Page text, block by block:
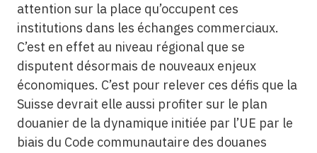
attention sur la place qu’occupent ces
institutions dans les échanges commerciaux.
C’est en effet au niveau régional que se
disputent désormais de nouveaux enjeux
économiques. C’est pour relever ces défis que la
Suisse devrait elle aussi profiter sur le plan
douanier de la dynamique initiée par l’UE par le
biais du Code communautaire des douanes